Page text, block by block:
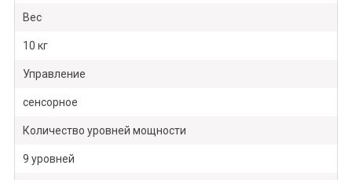
Вес
10 кг
Управление
сенсорное
Количество уровней мощности
9 уровней